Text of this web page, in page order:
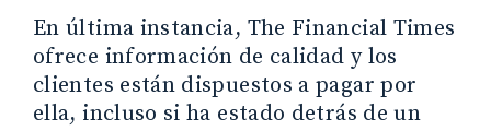
En última instancia, The Financial Times
ofrece información de calidad y los
clientes están dispuestos a pagar por
ella, incluso si ha estado detrás de un